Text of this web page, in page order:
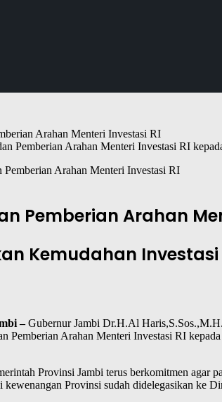
Pemberian Arahan Menteri Investasi RI
Pemberian Arahan Menteri Investasi RI
Pemberian Arahan
Kemudahan
–Gubernur Jambi Dr.H.Al
Pemberian Arahan Menteri Investasi RI
Provinsi Jambi terus berkomitmen agar
kewenangan Provinsi sudah didelegasikan ke